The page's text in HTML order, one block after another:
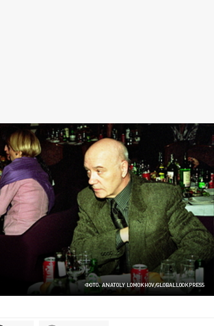
ФОТО: ANATOLY LOMOKHOV/GLOBALLOOKPRESS